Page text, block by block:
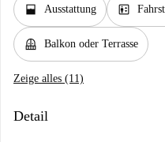
window_open Ausstattung elevator
balcony Balkon oder Terrasse
Zeige alles (11)
Detail